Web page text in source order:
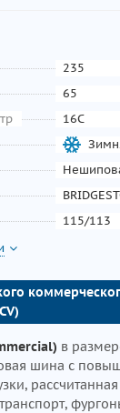
235
65
16C
115/113
в
шина с